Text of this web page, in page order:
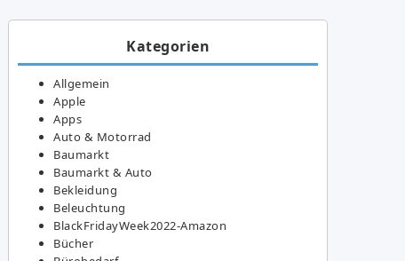
Kategorien
Allgemein
Apple
Apps
Auto & Motorrad
Baumarkt
Baumarkt & Auto
Bekleidung
Beleuchtung
BlackFridayWeek2022-Amazon
Bücher